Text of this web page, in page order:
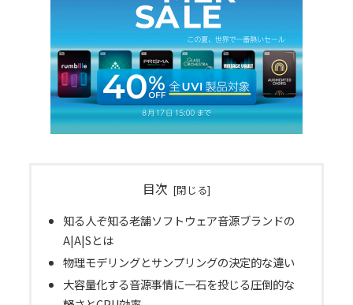
目次
知る人ぞ知る老舗ソフトウェア音源ブランドの
A|A|Sとは
物理モデリングとサンプリングの決定的な違い
大容量化する音源事情に一石を投じる圧倒的な